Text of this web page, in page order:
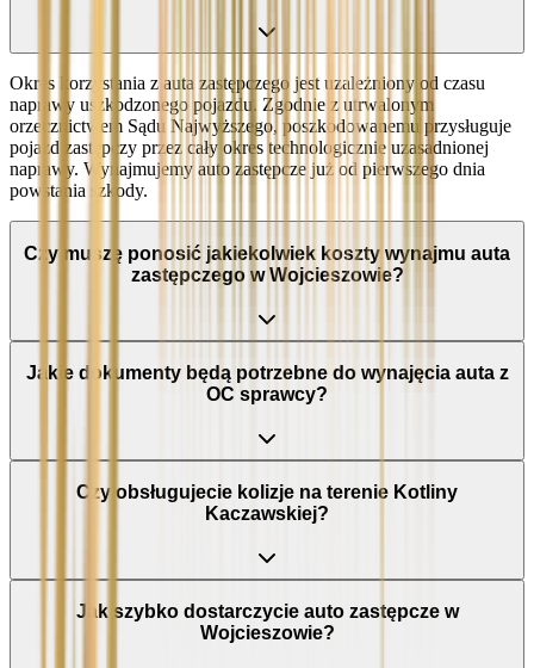
Okres korzystania z auta zastępczego jest uzależniony od czasu
naprawy uszkodzonego pojazdu. Zgodnie z utrwalonym
orzecznictwem Sądu Najwyższego, poszkodowanemu przysługuje
pojazd zastępczy przez cały okres technologicznie uzasadnionej
naprawy. Wynajmujemy auto zastępcze już od pierwszego dnia
powstania szkody.
Czy muszę ponosić jakiekolwiek koszty wynajmu auta
zastępczego w Wojcieszowie?
Jakie dokumenty będą potrzebne do wynajęcia auta z
OC sprawcy?
Czy obsługujecie kolizje na terenie Kotliny
Kaczawskiej?
Jak szybko dostarczycie auto zastępcze w
Wojcieszowie?